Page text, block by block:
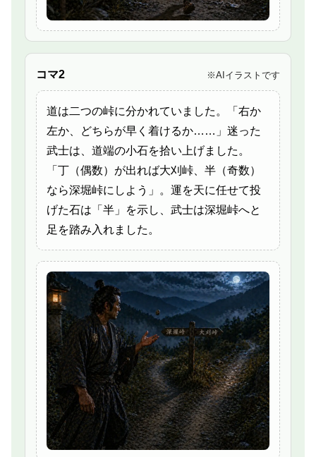
コマ2 ※AIイラストです
道は二つの峠に分かれていました。「右か
左か、どちらが早く着けるか……」迷った
武士は、道端の小石を拾い上げました。
「丁（偶数）が出れば大刈峠、半（奇数）
なら深堀峠にしよう」。運を天に任せて投
げた石は「半」を示し、武士は深堀峠へと
足を踏み入れました。